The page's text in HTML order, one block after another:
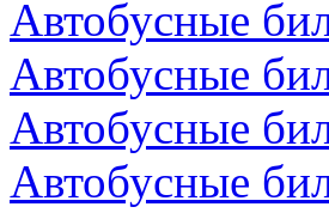
Автобусные
Автобусные
Автобусные
Автобусные